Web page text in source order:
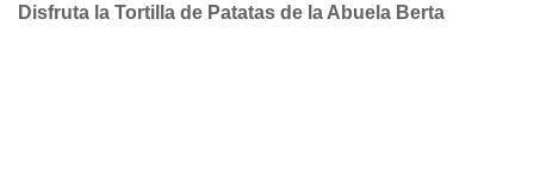
Disfruta la Tortilla de Patatas de la Abuela Berta